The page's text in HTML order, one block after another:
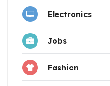
Electronics
Jobs
Fashion